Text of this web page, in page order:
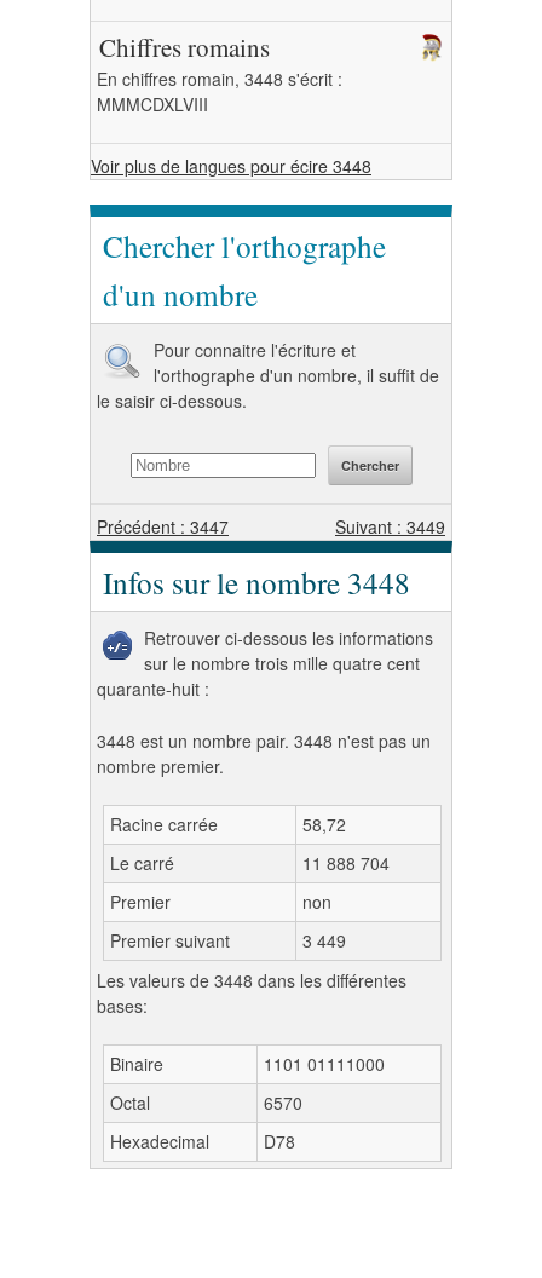
Chiffres romains
En chiffres romain, 3448 s'écrit :
MMMCDXLVIII
Voir plus de langues pour écire 3448
Chercher l'orthographe
d'un nombre
Pour connaitre l'écriture et
l'orthographe d'un nombre, il suffit de
le saisir ci-dessous.
Précédent : 3447 Suivant : 3449
Infos sur le nombre 3448
Retrouver ci-dessous les informations
sur le nombre trois mille quatre cent
quarante-huit :
3448 est un nombre pair. 3448 n'est pas un
nombre premier.
Racine carrée
58,72
Le carré
11 888 704
Premier
non
Premier suivant
3 449
Les valeurs de 3448 dans les différentes
bases:
Binaire
1101 01111000
Octal
6570
Hexadecimal
D78